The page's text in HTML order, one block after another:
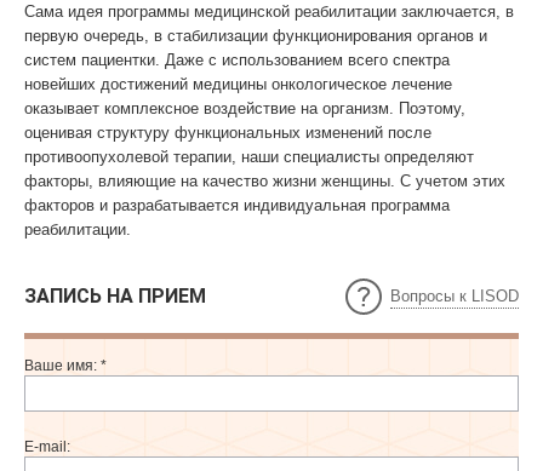
Сама идея программы медицинской реабилитации заключается, в
первую очередь, в стабилизации функционирования органов и
систем пациентки. Даже с использованием всего спектра
новейших достижений медицины онкологическое лечение
оказывает комплексное воздействие на организм. Поэтому,
оценивая структуру функциональных изменений после
противоопухолевой терапии, наши специалисты определяют
факторы, влияющие на качество жизни женщины. С учетом этих
факторов и разрабатывается индивидуальная программа
реабилитации.
ЗАПИСЬ НА ПРИЕМ Вопросы к LISOD
Ваше имя: *
E-mail: